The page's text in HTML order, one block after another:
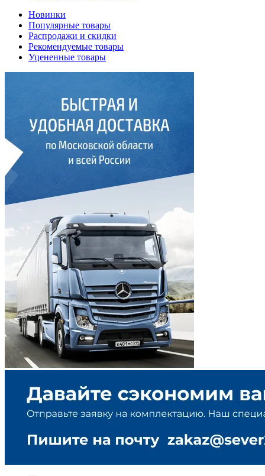
Новинки
Популярные товары
Распродажи и скидки
Рекомендуемые товары
Уцененные товары